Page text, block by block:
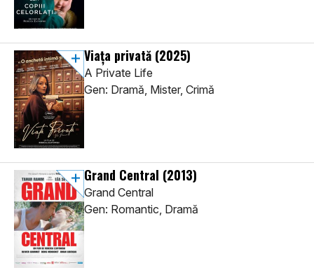
Viața privată (2025)
A Private Life
Gen: Dramă, Mister, Crimă
Grand Central (2013)
Grand Central
Gen: Romantic, Dramă